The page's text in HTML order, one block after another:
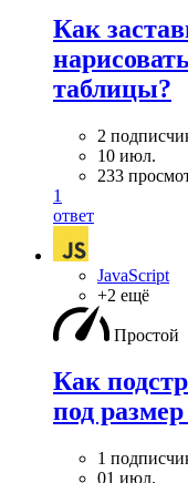
Как
таблицы?
2
10 июл.
233
1
ответ
JavaScript
+2 ещё
Простой
Как
под
1
01 июл.